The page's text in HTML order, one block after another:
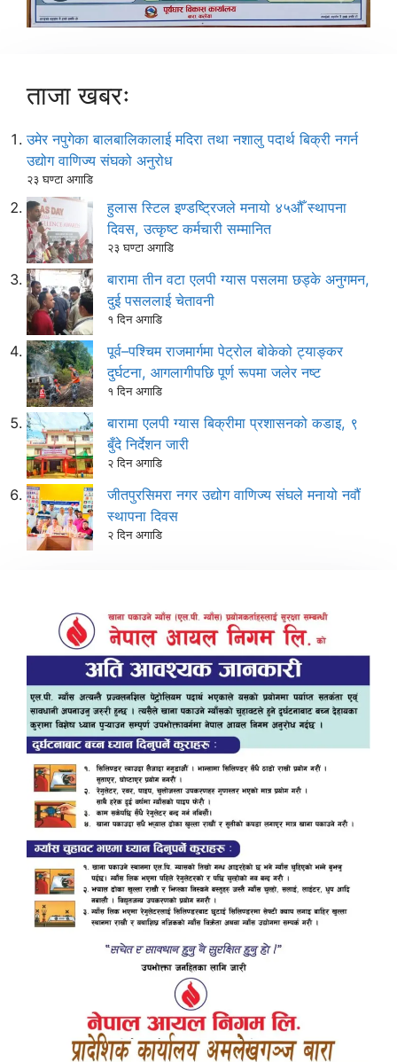
ताजा खबरः
उमेर नपुगेका बालबालिकालाई मदिरा तथा नशालु पदार्थ बिक्री नगर्न
उद्योग वाणिज्य संघको अनुरोध
२३ घण्टा अगाडि
हुलास स्टिल इण्डष्ट्रिजले मनायो ४५औँ स्थापना
दिवस, उत्कृष्ट कर्मचारी सम्मानित
२३ घण्टा अगाडि
बारामा तीन वटा एलपी ग्यास पसलमा छड्के अनुगमन,
दुई पसललाई चेतावनी
१ दिन अगाडि
पूर्व–पश्चिम राजमार्गमा पेट्रोल बोकेको ट्याङ्कर
दुर्घटना, आगलागीपछि पूर्ण रूपमा जलेर नष्ट
१ दिन अगाडि
बारामा एलपी ग्यास बिक्रीमा प्रशासनको कडाइ, ९
बुँदे निर्देशन जारी
२ दिन अगाडि
जीतपुरसिमरा नगर उद्योग वाणिज्य संघले मनायो नवौं
स्थापना दिवस
२ दिन अगाडि